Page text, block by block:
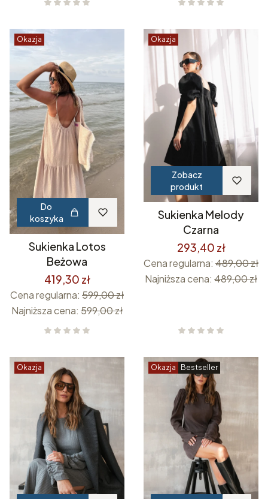
Okazja
Do
koszyka
Sukienka Lotos
Beżowa
419,30 zł
Cena regularna: 599,00 zł
Najniższa cena: 599,00 zł
Okazja
Zobacz
produkt
Sukienka Melody
Czarna
293,40 zł
Cena regularna: 489,00 zł
Najniższa cena: 489,00 zł
Okazja Okazja Bestseller